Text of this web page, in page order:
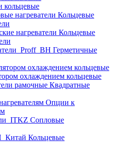
кольцевые
Кольцевые
Кольцевые
Герметичные
охлаждением кольцевые
Квадратные
Опции к
Cопловые
Кольцевые